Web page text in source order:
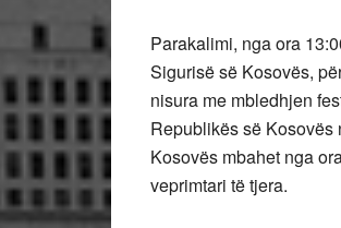
Parakalimi, nga ora
Sigurisë së Kosovës,
nisura me mbledhjen
Republikës së Kosovës
Kosovës mbahet nga
veprimtari të tjera.